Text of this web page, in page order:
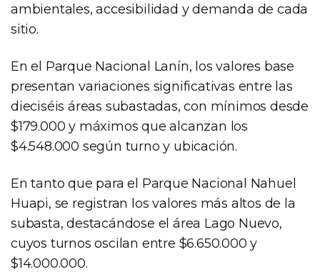
ambientales, accesibilidad y demanda de cada
sitio.
En el Parque Nacional Lanín, los valores base
presentan variaciones significativas entre las
dieciséis áreas subastadas, con mínimos desde
$179.000 y máximos que alcanzan los
$4.548.000 según turno y ubicación.
En tanto que para el Parque Nacional Nahuel
Huapi, se registran los valores más altos de la
subasta, destacándose el área Lago Nuevo,
cuyos turnos oscilan entre $6.650.000 y
$14.000.000.